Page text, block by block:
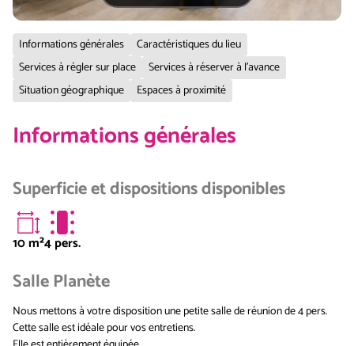
Informations générales
Caractéristiques du lieu
Services à régler sur place
Services à réserver à l'avance
Situation géographique
Espaces à proximité
Informations générales
Superficie et dispositions disponibles
10m²4 pers.
Salle Planète
Nous mettons à votre disposition une petite salle de réunion de 4 pers.
Cette salle est idéale pour vos entretiens.